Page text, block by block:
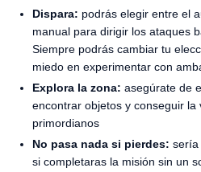
Dispara: podrás elegir entre el
manual para dirigir los ataques
Siempre podrás cambiar tu
miedo en experimentar con
Explora la zona: asegúrate de
encontrar objetos y conseguir la
primordianos
No pasa nada si pierdes: sería
si completaras la misión sin un